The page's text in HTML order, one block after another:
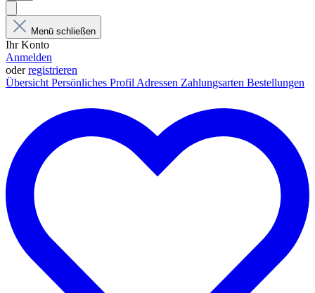
Menü schließen
Ihr Konto
Anmelden
oderregistrieren
Übersicht Persönliches Profil Adressen Zahlungsarten Bestellungen